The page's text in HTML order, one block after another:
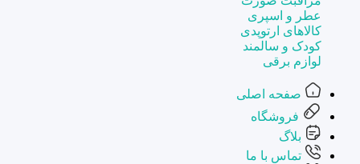
عطر و اسپری
کالاهای ارتوپدی
کودک و سالمند
لوازم برقی
صفحه اصلی
فروشگاه
بلاگ
تماس با ما